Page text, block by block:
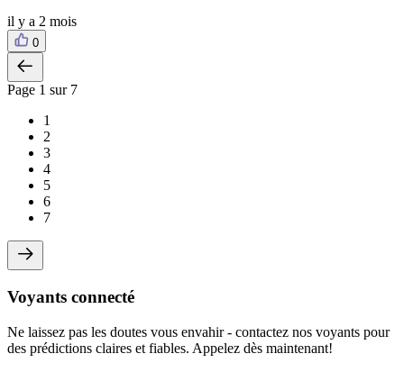
il y a 2 mois
0
Page 1 sur 7
1
2
3
4
5
6
7
Voyants connecté
Ne laissez pas les doutes vous envahir - contactez nos voyants pour
des prédictions claires et fiables. Appelez dès maintenant!